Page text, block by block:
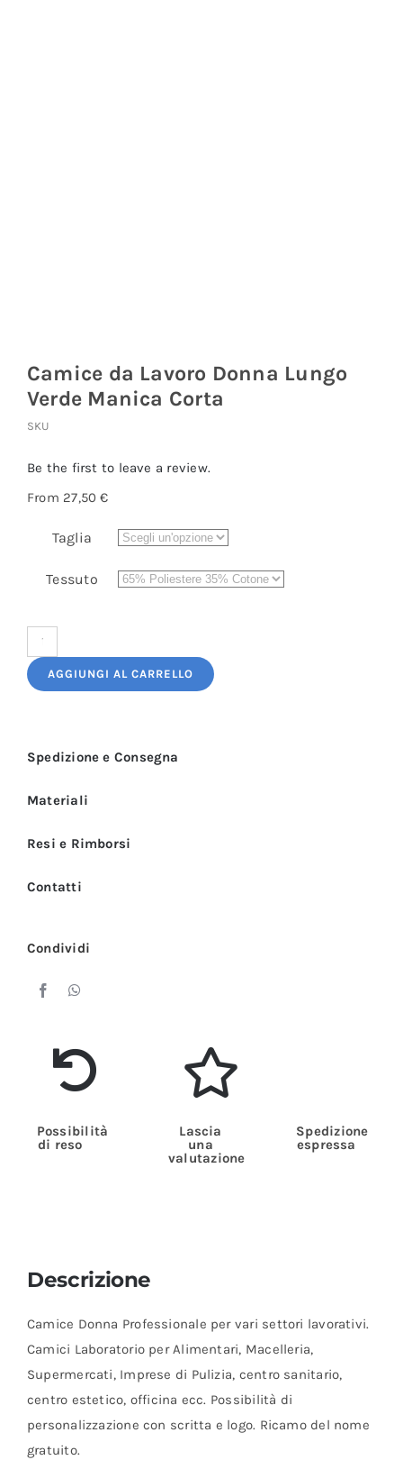
Camice da Lavoro Donna Lungo
Verde Manica Corta
SKU
Be the first to leave a review.
From 27,50€
Taglia
Tessuto
Camice
da
Lavoro
Verde
quantità
AGGIUNGI AL CARRELLO
Spedizione e Consegna
Materiali
Resi e Rimborsi
Contatti
Condividi
Possibilità
di reso
Lascia
una
valutazione
Spedizione
espressa
Descrizione
Camice Donna Professionale per vari settori lavorativi.
Camici Laboratorio per Alimentari, Macelleria,
Supermercati, Imprese di Pulizia, centro sanitario,
centro estetico, officina ecc. Possibilità di
personalizzazione con scritta e logo. Ricamo del nome
gratuito.